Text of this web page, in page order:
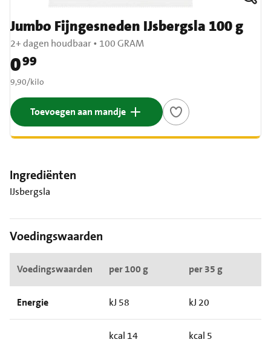
Jumbo Fijngesneden IJsbergsla 100 g
2+ dagen houdbaar• 100 GRAM
Prijs: € 0,99
099
€ 9,90 per kilo
9,90/kilo
Toevoegen aan mandje
Ingrediënten
IJsbergsla
Voedingswaarden
Voedingswaarden per 100 g per 35 g
Energie kJ 58 kJ 20
kcal 14 kcal 5